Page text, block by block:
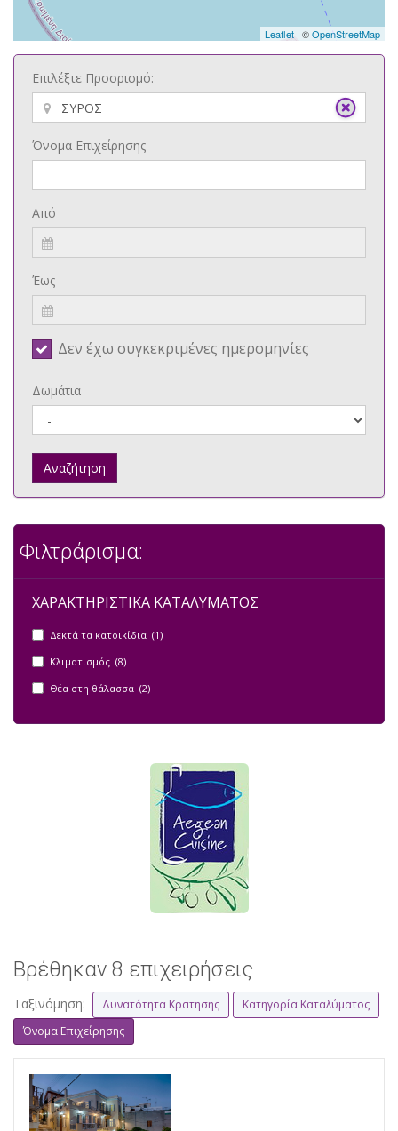
Leaflet | ©OpenStreetMap
Επιλέξτε Προορισμό:
Όνομα Επιχείρησης
Από
Έως
Δεν έχω συγκεκριμένες ημερομηνίες
Δωμάτια
Αναζήτηση
Φιλτράρισμα:
ΧΑΡΑΚΤΗΡΙΣΤΙΚΑ ΚΑΤΑΛΥΜΑΤΟΣ
Δεκτά τα κατοικίδια (1)
Κλιματισμός (8)
Θέα στη θάλασσα (2)
Βρέθηκαν 8 επιχειρήσεις
Ταξινόμηση: Δυνατότητα Κρατησης
Κατηγορία Καταλύματος
Όνομα Επιχείρησης